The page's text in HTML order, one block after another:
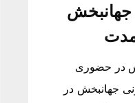
در حضوری
جهانبخش در